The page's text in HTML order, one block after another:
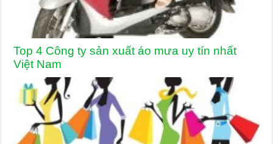
Top 4 Công ty sản xuất áo mưa uy tín nhất
Việt Nam